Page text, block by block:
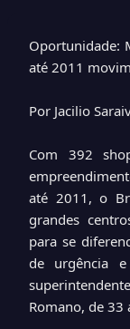
Oportunidade:
até 2011
Por Jacilio
Com 392
até 2011, o
grandes
para se
de urgência
Romano, de 33